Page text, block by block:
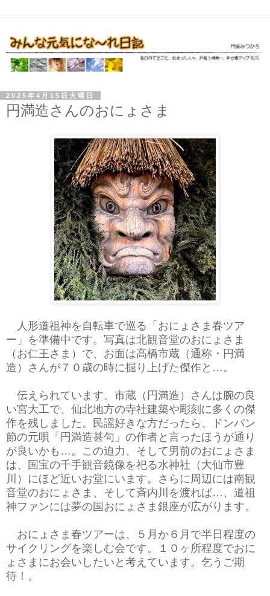
2025年4月15日火曜日
円満造さんのおにょさま
人形道祖神を自転車で巡る「おにょさま春ツア
ー」を準備中です。写真は北観音堂のおにょさま
（お仁王さま）で、お面は高橋市蔵（通称・円満
造）さんが７０歳の時に掘り上げた傑作と…。
伝えられています。市蔵（円満造）さんは腕の良
い宮大工で、仙北地方の寺社建築や彫刻に多くの傑
作を残しました。民謡好きな方だったら、ドンパン
節の元唄「円満造甚句」の作者と言ったほうが通り
が良いかも…。この迫力、そして男前のおにょさま
は、国宝の千手観音鏡像を祀る水神社（大仙市豊
川）にほど近いお堂にいます。さらに周辺には南観
音堂のおにょさま、そして斉内川を渡れば…、道祖
神ファンには夢の国おにょさま銀座が広がります。
おにょさま春ツアーは、５月か６月で半日程度の
サイクリングを楽しむ会です。１０ヶ所程度でおに
ょさまにお会いしたいと考えています。乞うご期
待！。